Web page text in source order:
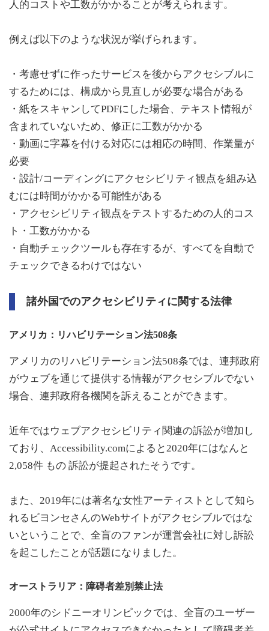
人的コストや工数がかかることが考えられます。
例えば以下のような状況が挙げられます。
・考慮せずに作ったサービスを後からアクセシブルに
するためには、構成から見直しが必要な場合がある
・紙をスキャンしてPDFにした場合、テキスト情報が
含まれていないため、修正に工数がかかる
・動画に字幕を付ける対応には相応の時間、作業量が
必要
・設計/コーディングにアクセシビリティ観点を組み込
むには時間がかかる可能性がある
・アクセシビリティ観点をテストするための人的コス
ト・工数がかかる
・自動チェックツールも存在するが、すべてを自動で
チェックできるわけではない
諸外国でのアクセシビリティに関する法律
アメリカ：リハビリテーション法508条
アメリカのリハビリテーション法508条では、連邦政府
がウェブを通じて提供する情報がアクセシブルでない
場合、連邦政府各機関を訴えることができます。
近年ではウェブアクセシビリティ関連の訴訟が増加し
ており、Accessibility.comによると2020年にはなんと
2,058件 もの 訴訟が提起されたそうです。
また、2019年には著名な女性アーティストとして知ら
れるビヨンセさんのWebサイトがアクセシブルではな
いということで、全盲のファンが運営会社に対し訴訟
を起こしたことが話題になりました。
オーストラリア：障碍者差別禁止法
2000年のシドニーオリンピックでは、全盲のユーザー